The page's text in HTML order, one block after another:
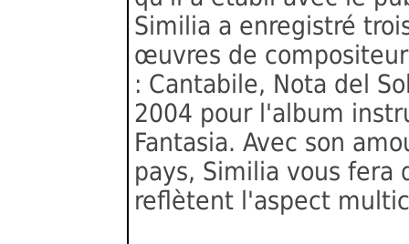
Similia a enregistré
œuvres de
: Cantabile, Nota del
2004 pour l'album
Fantasia. Avec son
pays, Similia vous fera
reflètent l'aspect